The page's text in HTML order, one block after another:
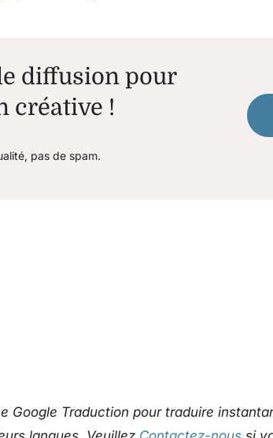
diffusion pour
créative !
pas de spam.
Google Traduction pour traduire